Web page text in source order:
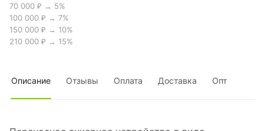
70 000 ₽ → 5%
100 000 ₽ → 7%
150 000 ₽ → 10%
210 000 ₽ → 15%
Описание Отзывы Оплата Доставка Опт